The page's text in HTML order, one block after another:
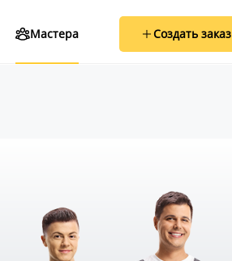
Мастера Создать заказ